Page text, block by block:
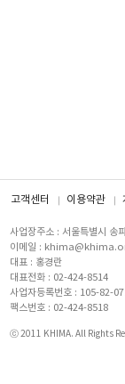
고객센터 이용약관
사업장주소 : 서울특별시 송
이메일 :
대표 : 홍경란
대표전화 : 02-424-8514
사업자등록번호 : 105-82-
팩스번호 : 02-424-8518
ⓒ 2011 KHIMA. All Rights